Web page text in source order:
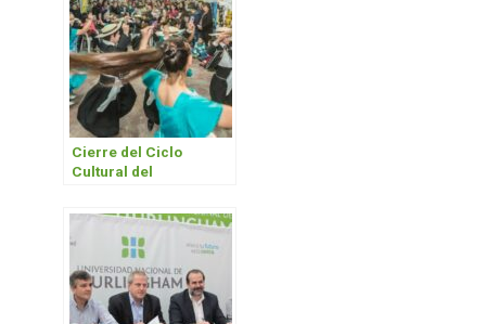
Cierre del Ciclo
Cultural del